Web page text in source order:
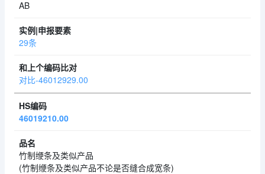
AB
29条
对比-46012929.00
46019210.00
竹制缏条及类似产品
(竹制缏条及类似产品不论是否缝合成宽条)